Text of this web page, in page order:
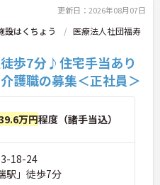
更新日：2026年08月07日
はくちょう
医療法人社団福寿
徒歩7分♪住宅手当あり
護職の募集＜正社員＞
万円程度（諸手当込）
18-24
駅」徒歩7分